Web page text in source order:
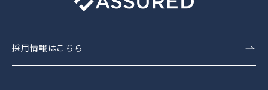
採用情報はこちら